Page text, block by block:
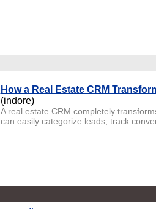
How a Real Estate CRM
(indore)
A real estate CRM completely
can easily categorize leads, track